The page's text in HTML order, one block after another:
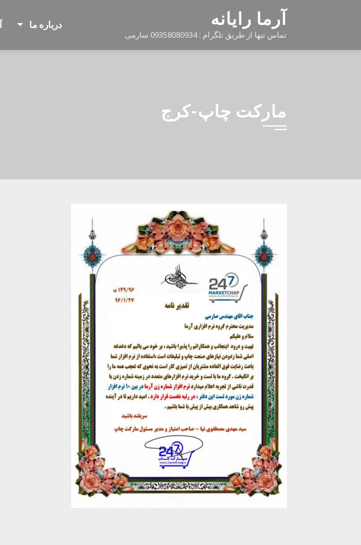
آرما رایانه
تماس تنها از طریق تلگرام : 09358080934 سارمی
درباره ما
مارکت چاپ-کرج